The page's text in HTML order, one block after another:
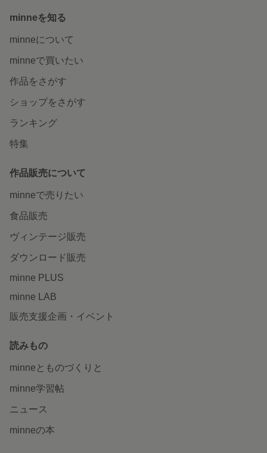
minneを知る
minneについて
minneで買いたい
作品をさがす
ショップをさがす
ランキング
特集
作品販売について
minneで売りたい
食品販売
ヴィンテージ販売
ダウンロード販売
minne PLUS
minne LAB
販売支援企画・イベント
読みもの
minneとものづくりと
minne学習帖
ニュース
minneの本